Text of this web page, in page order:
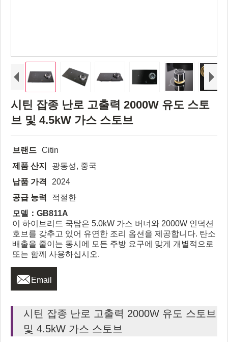
시틴 잡종 난로 고출력 2000W 유도 스토
브 및 4.5kW 가스 스토브
브랜드 Citin
제품 산지
광동성, 중국
납품 가격
2024
공급 능력
적절한
모델：GB811A
이 하이브리드 쿡탑은 5.0kW 가스 버너와 2000W 인덕션
호브를 갖추고 있어 유연한 조리 옵션을 제공합니다. 탄소
배출을 줄이는 동시에 모든 주방 요구에 맞게 개별적으로
또는 함께 사용하십시오.
 Email
시틴 잡종 난로 고출력 2000W 유도 스토브
및 4.5kW 가스 스토브